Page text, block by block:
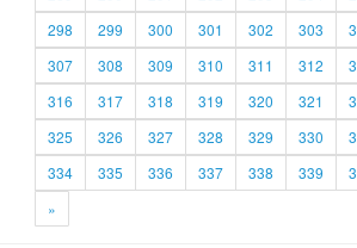
298
299 300 301 302 303
307
308 309 310 311 312
316
317 318 319 320 321
325
326 327 328 329 330
334
335 336 337 338 339
»